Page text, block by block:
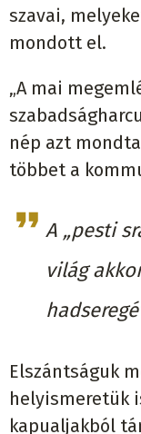
szavai,
mondott el.
„A mai
nép azt
többet a
A „pesti
világ
Elszántságuk
helyismeretük
kapualjakból